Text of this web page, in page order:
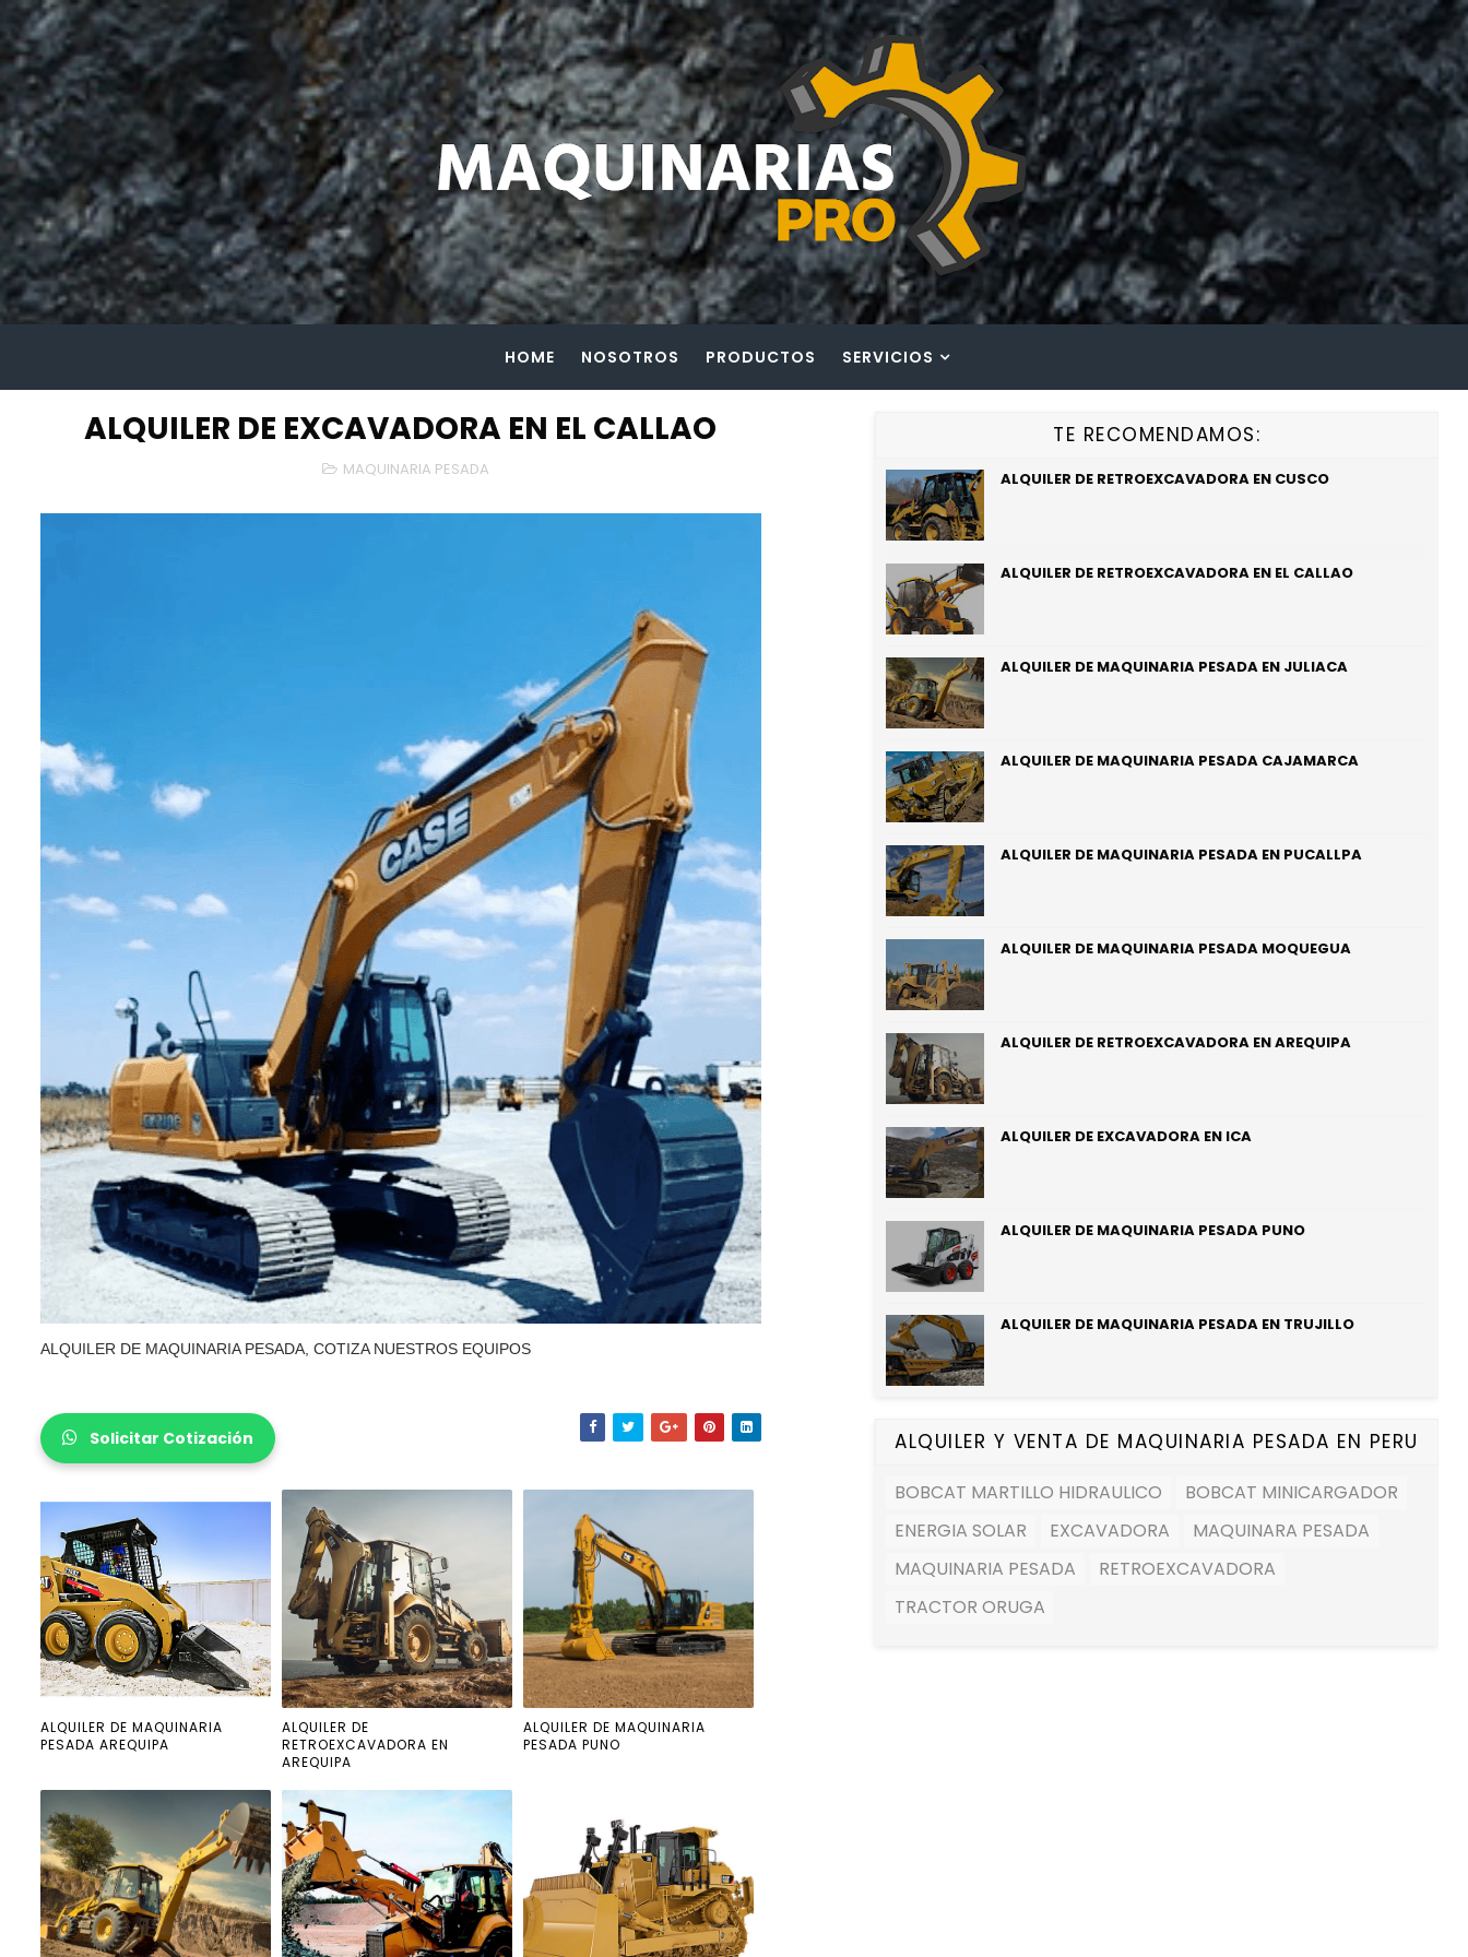
HOME NOSOTROS PRODUCTOS SERVICIOS
ALQUILER DE EXCAVADORA EN EL CALLAO
MAQUINARIA PESADA
ALQUILER DE MAQUINARIA PESADA, COTIZA NUESTROS EQUIPOS
Solicitar Cotización
ALQUILER DE MAQUINARIA
PESADA AREQUIPA
ALQUILER DE
RETROEXCAVADORA EN
AREQUIPA
ALQUILER DE MAQUINARIA
PESADA PUNO
TE RECOMENDAMOS:
ALQUILER DE RETROEXCAVADORA EN CUSCO
ALQUILER DE RETROEXCAVADORA EN EL CALLAO
ALQUILER DE MAQUINARIA PESADA EN JULIACA
ALQUILER DE MAQUINARIA PESADA CAJAMARCA
ALQUILER DE MAQUINARIA PESADA EN PUCALLPA
ALQUILER DE MAQUINARIA PESADA MOQUEGUA
ALQUILER DE RETROEXCAVADORA EN AREQUIPA
ALQUILER DE EXCAVADORA EN ICA
ALQUILER DE MAQUINARIA PESADA PUNO
ALQUILER DE MAQUINARIA PESADA EN TRUJILLO
ALQUILER Y VENTA DE MAQUINARIA PESADA EN PERU
BOBCAT MARTILLO HIDRAULICO
BOBCAT MINICARGADOR
ENERGIA SOLAR
EXCAVADORA
MAQUINARA PESADA
MAQUINARIA PESADA
RETROEXCAVADORA
TRACTOR ORUGA